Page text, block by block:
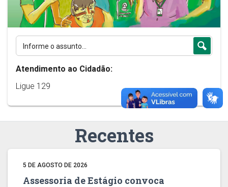
Atendimento ao Cidadão:
Ligue 129
Recentes
5 DE AGOSTO DE 2026
Assessoria de Estágio convoca